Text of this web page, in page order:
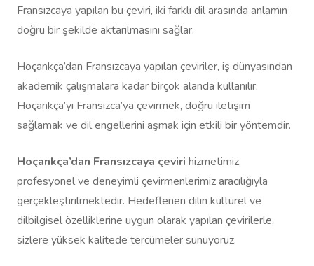
Fransızcaya yapılan bu çeviri, iki farklı dil arasında anlamın
doğru bir şekilde aktarılmasını sağlar.
Hoçankça’dan Fransızcaya yapılan çeviriler, iş dünyasından
akademik çalışmalara kadar birçok alanda kullanılır.
Hoçankça’yı Fransızca’ya çevirmek, doğru iletişim
sağlamak ve dil engellerini aşmak için etkili bir yöntemdir.
Hoçankça’dan Fransızcaya çeviri hizmetimiz,
profesyonel ve deneyimli çevirmenlerimiz aracılığıyla
gerçekleştirilmektedir. Hedeflenen dilin kültürel ve
dilbilgisel özelliklerine uygun olarak yapılan çevirilerle,
sizlere yüksek kalitede tercümeler sunuyoruz.